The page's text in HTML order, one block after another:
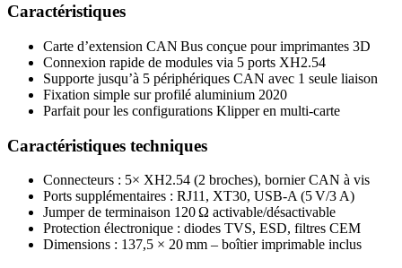
Caractéristiques
Carte d’extension CAN Bus conçue pour imprimantes 3D
Connexion rapide de modules via 5 ports XH2.54
Supporte jusqu’à 5 périphériques CAN avec 1 seule liaison
Fixation simple sur profilé aluminium 2020
Parfait pour les configurations Klipper en multi-carte
Caractéristiques techniques
Connecteurs : 5× XH2.54 (2 broches), bornier CAN à vis
Ports supplémentaires : RJ11, XT30, USB‑A (5 V/3 A)
Jumper de terminaison 120 Ω activable/désactivable
Protection électronique : diodes TVS, ESD, filtres CEM
Dimensions : 137,5 × 20 mm – boîtier imprimable inclus